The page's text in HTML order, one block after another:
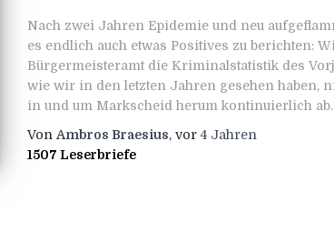
Nach zwei Jahren Epidemie und neu
es endlich auch etwas Positives zu berichten:
Bürgermeisteramt die Kriminalstatistik des
wie wir in den letzten Jahren gesehen haben,
in und um Markscheid herum kontinuierlich
Von Ambros Braesius, vor4 Jahren
1507 Leserbriefe